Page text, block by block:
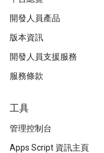
開發人員產品
版本資訊
開發人員支援服務
服務條款
工具
管理控制台
Apps Script 資訊主頁